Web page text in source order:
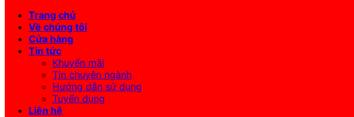
Trang chủ
Về chúng tôi
Cửa hàng
Tin tức
Khuyến mãi
Tin chuyên ngành
Hướng dẫn sử dụng
Tuyển dụng
Liên hệ